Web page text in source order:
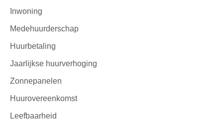
Inwoning
Medehuurderschap
Huurbetaling
Jaarlijkse huurverhoging
Zonnepanelen
Huurovereenkomst
Leefbaarheid